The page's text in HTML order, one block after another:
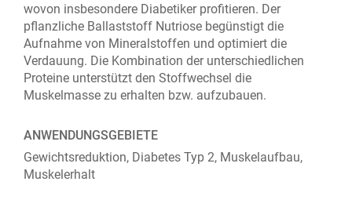
wovon insbesondere Diabetiker profitieren. Der
pflanzliche Ballaststoff Nutriose begünstigt die
Aufnahme von Mineralstoffen und optimiert die
Verdauung. Die Kombination der unterschiedlichen
Proteine unterstützt den Stoffwechsel die
Muskelmasse zu erhalten bzw. aufzubauen.
ANWENDUNGSGEBIETE
Gewichtsreduktion, Diabetes Typ 2, Muskelaufbau,
Muskelerhalt